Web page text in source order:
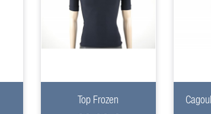
+
Top Frozen